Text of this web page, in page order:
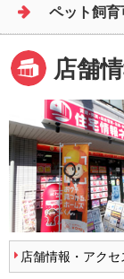
ペット飼
店舗
店舗情報・アク